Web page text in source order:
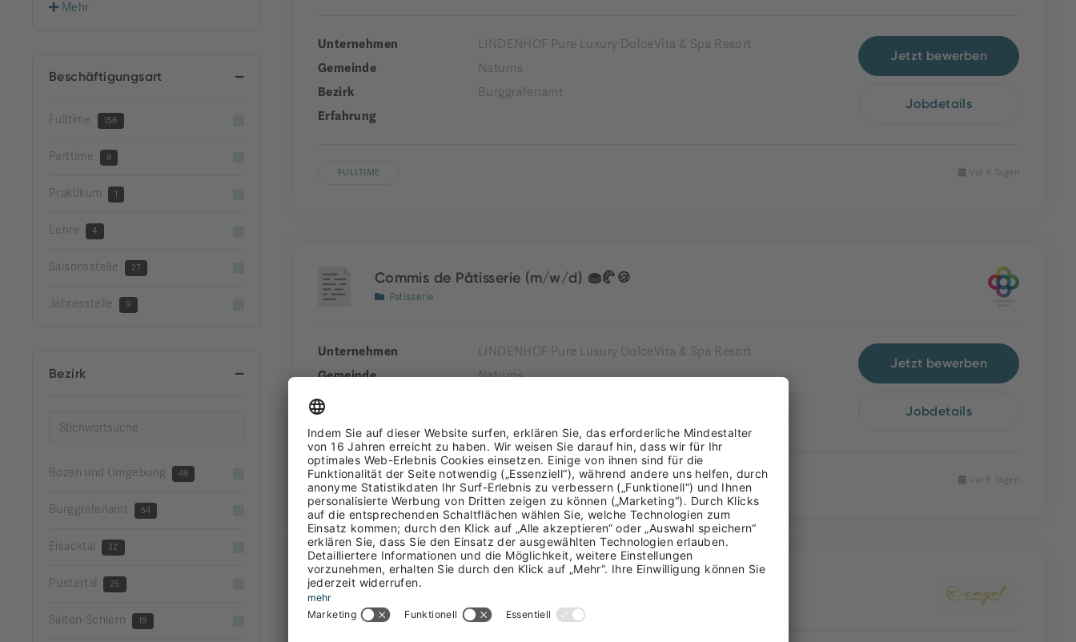
Mehr
Beschäftigungsart
Fulltime 156
Parttime 9
Praktikum 1
Lehre 4
Saisonsstelle 27
Jahresstelle 9
Bezirk
Bozen und Umgebung 49
Burggrafenamt 54
Eisacktal 32
Pustertal 25
Salten-Schlern 19
Unternehmen
LINDENHOF Pure Luxury DolceVita & Spa Resort
Gemeinde
Naturns
Bezirk
Burggrafenamt
Erfahrung
Jetzt bewerben
Jobdetails
FULLTIME Vor 6 Tagen
Commis de Pâtisserie (m/w/d) 🧁🥐🍪
Patisserie
Unternehmen
LINDENHOF Pure Luxury DolceVita & Spa Resort
Gemeinde
Naturns
Bezirk
Jetzt bewerben
Jobdetails
FULLTIME Vor 6 Tagen
Rezeptionist*in